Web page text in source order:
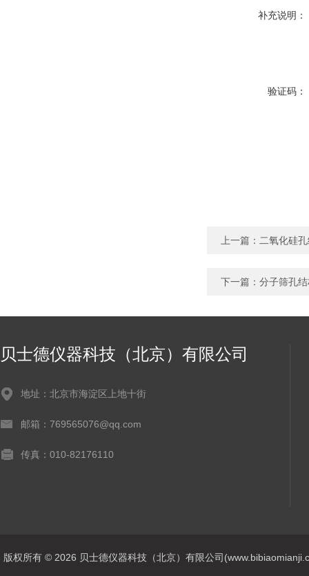
补充说明：
验证码：
上一篇： 二氧化硅
下一篇： 分子筛孔
贝士德仪器科技（北京）有限公司
地址：北京市海淀区上地十街
邮箱：769565076@qq.com
传真：010-82176110
版权所有 © 2026 贝士德仪器科技（北京）有限公司